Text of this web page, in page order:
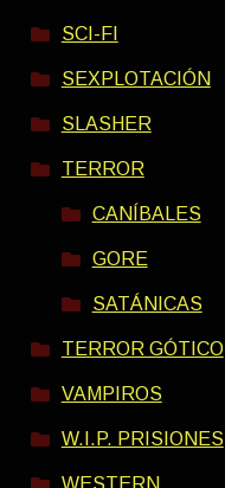
SCI-FI
SEXPLOTACIÓN
SLASHER
TERROR
CANÍBALES
GORE
SATÁNICAS
TERROR GÓTICO
VAMPIROS
W.I.P. PRISIONES
WESTERN